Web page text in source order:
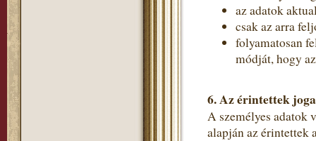
az adatok
csak az arra
folyamatosan
módját, hogy
6. Az érintettek
A személyes adatok
alapján az érintettek